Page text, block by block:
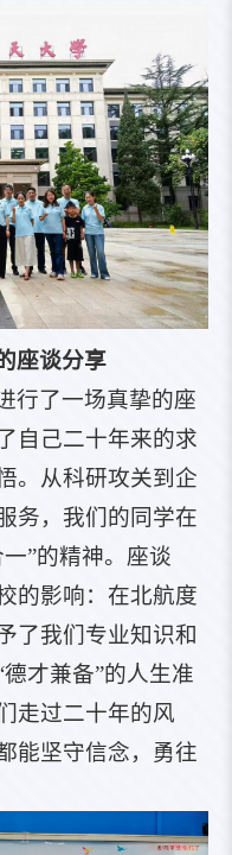
座谈分享
行了一场真挚的座
自己二十年来的求
。从科研攻关到企
务，我们的同学在
”的精神。座谈
的影响：在北航度
了我们专业知识和
才兼备”的人生准
走过二十年的风
能坚守信念，勇往